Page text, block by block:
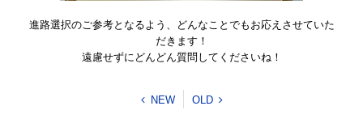
進路選択のご参考となるよう、どんなことでもお応えさせていた
だきます！
遠慮せずにどんどん質問してくださいね！
NEW OLD